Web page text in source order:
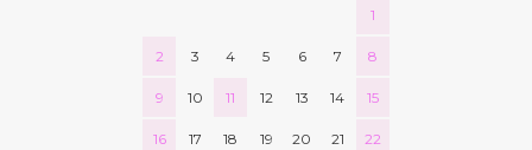
1
2 3 4 5 6 7 8
9 10 11 12 13 14 15
16 17 18 19 20 21 22